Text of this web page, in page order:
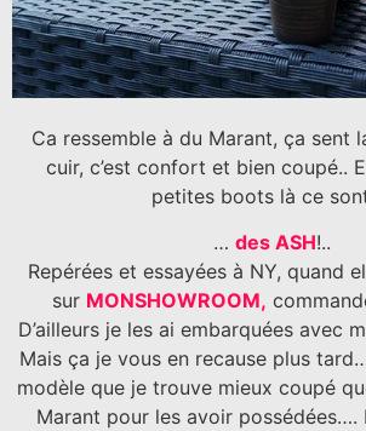
Ca ressemble à du Marant, ça sent
cuir, c’est confort et bien coupé..
petites boots là ce
… des ASH!..
Repérées et essayées à NY, quand
sur MONSHOWROOM,
D’ailleurs je les ai embarquées avec
Mais ça je vous en recause plus
modèle que je trouve mieux coupé
Marant pour les avoir possédées….